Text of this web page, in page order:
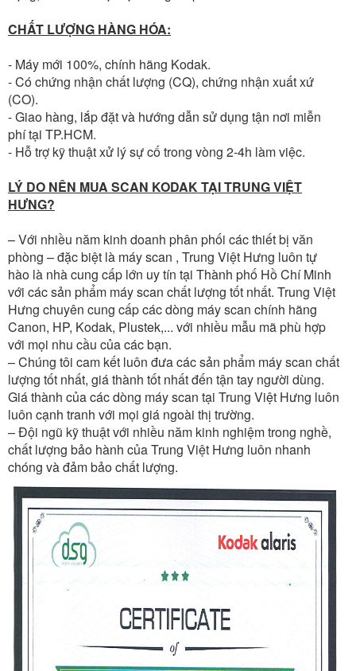
CHẤT LƯỢNG HÀNG HÓA:
- Máy mới 100%, chính hãng Kodak.
- Có chứng nhận chất lượng (CQ), chứng nhận xuất xứ
(CO).
- Giao hàng, lắp đặt và hướng dẫn sử dụng tận nơi miễn
phí tại TP.HCM.
- Hỗ trợ kỹ thuật xử lý sự cố trong vòng 2-4h làm việc.
LÝ DO NÊN MUA SCAN KODAK TẠI TRUNG VIỆT
HƯNG?
– Với nhiều năm kinh doanh phân phối các thiết bị văn
phòng – đặc biệt là máy scan , Trung Việt Hưng luôn tự
hào là nhà cung cấp lớn uy tín tại Thành phố Hồ Chí Minh
với các sản phẩm máy scan chất lượng tốt nhất. Trung Việt
Hưng chuyên cung cấp các dòng máy scan chính hãng
Canon, HP, Kodak, Plustek,... với nhiều mẫu mã phù hợp
với mọi nhu cầu của các bạn.
– Chúng tôi cam kết luôn đưa các sản phẩm máy scan chất
lượng tốt nhất, giá thành tốt nhất đến tận tay người dùng.
Giá thành của các dòng máy scan tại Trung Việt Hưng luôn
luôn cạnh tranh với mọi giá ngoài thị trường.
– Đội ngũ kỹ thuật với nhiều năm kinh nghiệm trong nghề,
chất lượng bảo hành của Trung Việt Hưng luôn nhanh
chóng và đảm bảo chất lượng.